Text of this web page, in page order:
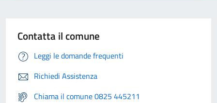
Contatta il comune
Leggi le domande frequenti
Richiedi Assistenza
Chiama il comune 0825 445211